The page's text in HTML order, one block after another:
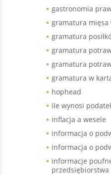
gastronomia
gramatura
gramatura
gramatura
gramatura
gramatura w
hophead
ile wynosi
inflacja a wesele
informacja o
informacja o
informacje
przedsiębiorstwa